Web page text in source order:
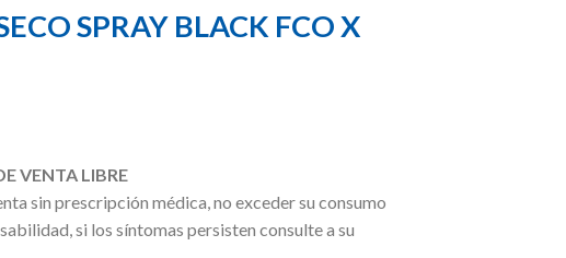
SPRAY BLACK FCO X
VENTA LIBRE
sin prescripción médica, no exceder su consumo
si los síntomas persisten consulte a su